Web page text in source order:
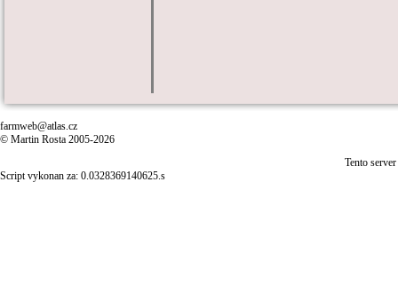
farmweb@atlas.cz
© Martin Rosta 2005-2026
Tento
Script vykonan za: 0.0328369140625.s